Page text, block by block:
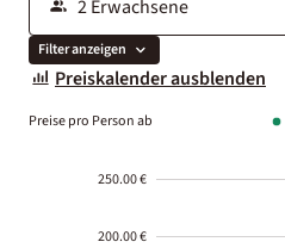
Filter anzeigen
Preiskalender ausblenden
Preise pro Person ab
250.00 €
200.00 €